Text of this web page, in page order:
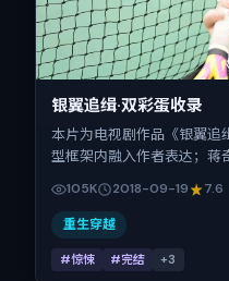
银翼追缉·双彩蛋收录
本片为电视剧作品《银翼追
型框架内融入作者表达；蒋
本。上映时间 2018年9月
全片112分钟，节奏张弛有度。
105K 2018-09-19 7.6
重生穿越
#惊悚 #完结 +3